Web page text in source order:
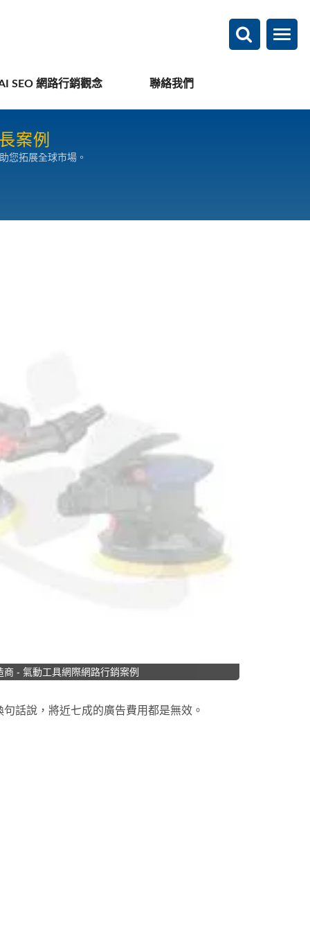
SEO 網路行銷觀念 聯絡我們
案例
您拓展全球市場。
商 - 氣動工具網際網路行銷案例
話說，將近七成的廣告費用都是無效。